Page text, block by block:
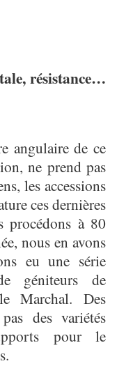
résistance…
angulaire de ce
ne prend pas
les accessions
ces dernières
procédons à 80
nous en avons
eu une série
géniteurs de
Marchal. Des
des variétés
pour le